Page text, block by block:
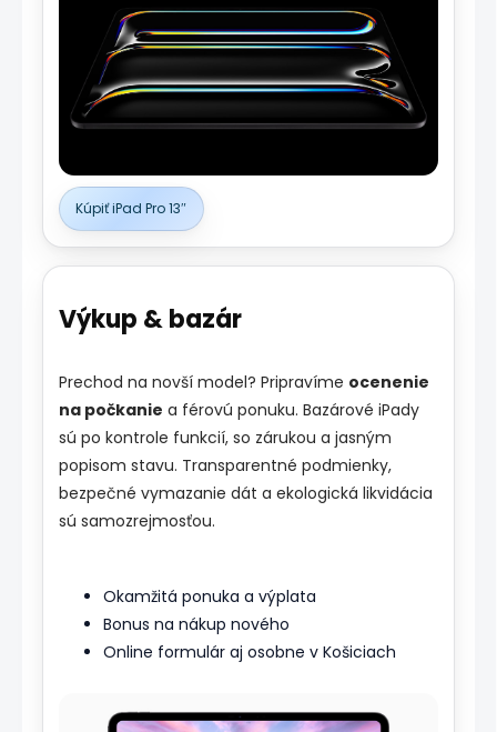
Kúpiť iPad Pro 13″
Výkup & bazár
Prechod na novší model? Pripravíme ocenenie
na počkanie a férovú ponuku. Bazárové iPady
sú po kontrole funkcií, so zárukou a jasným
popisom stavu. Transparentné podmienky,
bezpečné vymazanie dát a ekologická likvidácia
sú samozrejmosťou.
Okamžitá ponuka a výplata
Bonus na nákup nového
Online formulár aj osobne v Košiciach